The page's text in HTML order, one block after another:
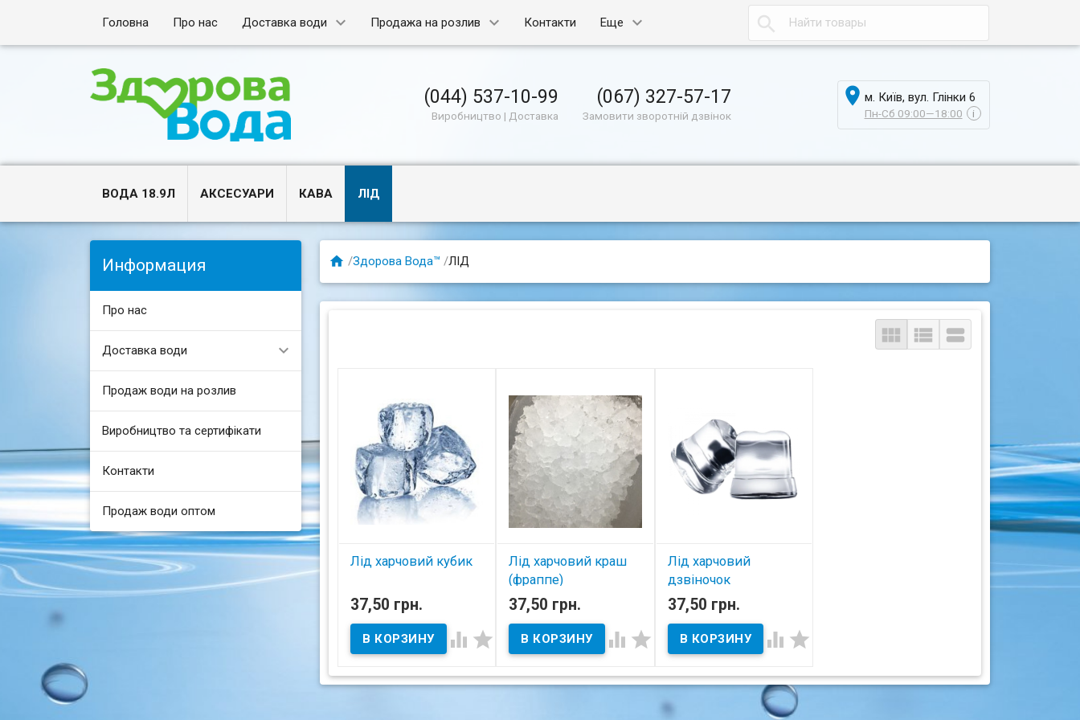
Головна Про нас Доставка води Продажа на розлив Контакти Еще 
(044) 537-10-99
Виробництво | Доставка
(067) 327-57-17
Замовити зворотній дзвінок
 м. Київ, вул. Глінки 6
Пн-Сб 09:00—18:00 i
ВОДА 18.9Л АКСЕСУАРИ КАВА ЛІД
Информация
Про нас
Доставка води
Продаж води на розлив
Виробництво та сертифікати
Контакти
Продаж води оптом
 /Здорова Вода™ /ЛІД
  
Лід харчовий кубик
В наличии
37,50 грн.
 
Лід харчовий краш
(фраппе)
В наличии
37,50 грн.
 
Лід харчовий
дзвіночок
В наличии
37,50 грн.
 